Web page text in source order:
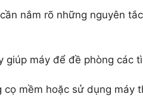
nắm rõ những nguyên
máy để đề phòng các
mềm hoặc sử dụng